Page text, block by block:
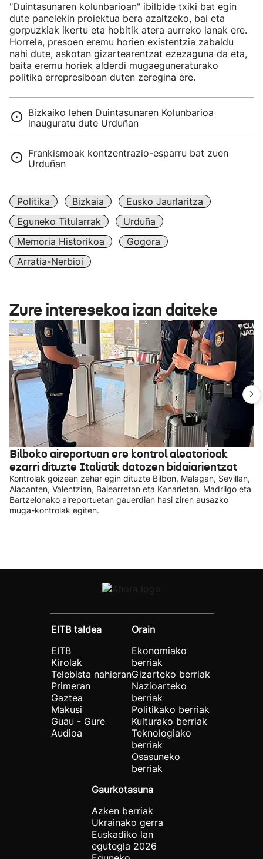
"Duintasunaren kolunbarioan" ibilbide txiki bat egin
dute panelekin proiektua bera azaltzeko, bai eta
gorpuzkiak ikertu eta hobitik atera aurreko lanak ere.
Horrela, presoen eremu horien existentzia zabaldu
nahi dute, askotan gizartearentzat ezezaguna da eta,
baita eremu horiek alderdi mugaeguneraturako
politika errepresiboan duten zeregina ere.
Bizkaiko lehen Duintasunaren Kolunbarioa
inauguratu dute Urduñan
Frankismoak kontzentrazio-esparru bat zuen
Urduñan
Politika Bizkaia
Eusko Jaurlaritza
Eguneko Titularrak
Urduña
Memoria Historikoa
Gogora
Arratia-Nerbioi
Zure interesekoa izan daiteke
Bilboko aireportuan ere kontrol aleatorioak
ezarri dituzte Italiatik datozen bidaiarientzat
Kontrolak goizean zehar egin dituzte Bilbon, Malagan, Sevillan,
Alacanten, Valentzian, Balearretan eta Kanarietan. Madrilgo eta
Bartzelonako aireportuetan gauerdian hasi ziren ausazko
muga-kontrolak egiten.
EITB taldea
EITB
Kirolak
Telebista nahieran
Primeran
Gaztea
Makusi
Guau - Gure
Audioa
Orain
Ekonomiako
berriak
Gizarteko berriak
Nazioarteko
berriak
Politikako berriak
Kulturako berriak
Teknologiako
berriak
Osasuneko
berriak
Gaurkotasuna
Azken berriak
Ukrainako gerra
Euskadiko lan
egutegia 2026